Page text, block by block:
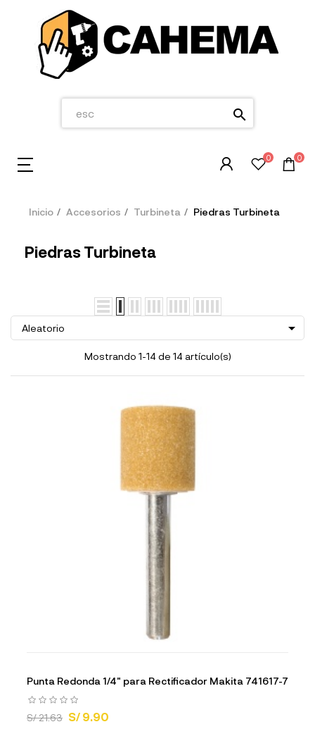
search
0 0
Inicio Accesorios Turbineta Piedras Turbineta
Piedras Turbineta
Aleatorio 
Mostrando 1-14 de 14 artículo(s)
Punta Redonda 1/4" para Rectificador Makita 741617-7
S/ 21.63 S/ 9.90